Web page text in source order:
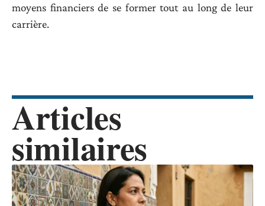
moyens financiers de se former tout au long de leur
carrière.
Articles
similaires